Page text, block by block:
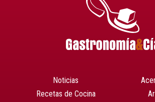
Noticias
Recetas de Cocina